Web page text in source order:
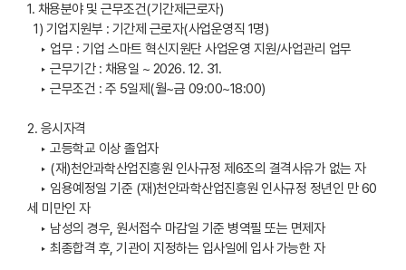
1. 채용분야 및 근무조건(기간제근로자)
1) 기업지원부 : 기간제 근로자(사업운영직 1명)
‣ 업무 : 기업 스마트 혁신지원단 사업운영 지원/사업관리 업무
‣ 근무기간 : 채용일 ~ 2026. 12. 31.
‣ 근무조건 : 주 5일제(월~금 09:00~18:00)
2. 응시자격
‣ 고등학교 이상 졸업자
‣ (재)천안과학산업진흥원 인사규정 제6조의 결격사유가 없는 자
‣ 임용예정일 기준 (재)천안과학산업진흥원 인사규정 정년인 만 60
세 미만인 자
‣ 남성의 경우, 원서접수 마감일 기준 병역필 또는 면제자
‣ 최종합격 후, 기관이 지정하는 입사일에 입사 가능한 자